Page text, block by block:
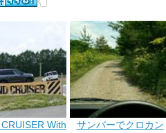
With
サンバーでクロカン